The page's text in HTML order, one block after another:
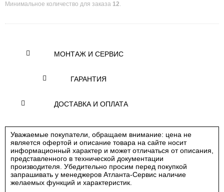
Минимальное количество для заказа 12.
МОНТАЖ И СЕРВИС
ГАРАНТИЯ
ДОСТАВКА И ОПЛАТА
Уважаемые покупатели, обращаем внимание: цена не
является офертой и описание товара на сайте носит
информационный характер и может отличаться от описания,
представленного в технической документации
производителя. Убедительно просим перед покупкой
запрашивать у менеджеров Атланта-Сервис наличие
желаемых функций и характеристик.